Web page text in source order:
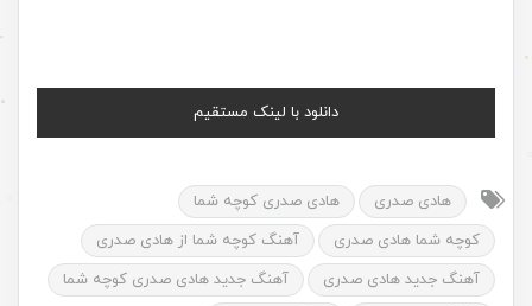
دانلود با لینک مستقیم
هادی صدری
هادی صدری کوچه شما
کوچه شما هادی صدری
آهنگ کوچه شما از هادی صدری
آهنگ جدید هادی صدری
آهنگ جدید هادی صدری کوچه شما